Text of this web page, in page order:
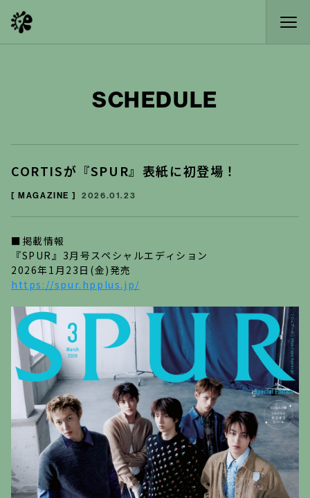
SCHEDULE
CORTISが『SPUR』表紙に初登場！
[ MAGAZINE ] 2026.01.23
■掲載情報
『SPUR』3月号スペシャルエディション
2026年1月23日(金)発売
https://spur.hpplus.jp/